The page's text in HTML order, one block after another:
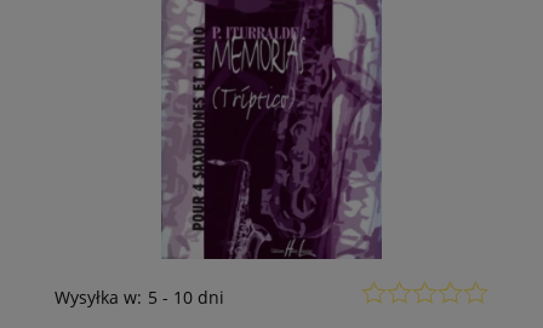
Wysyłka w: 5 - 10 dni